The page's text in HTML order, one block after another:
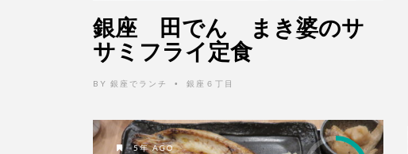
銀座 田でん まき婆のサ
サミフライ定食
BY 銀座でランチ • 銀座６丁目
5年 AGO